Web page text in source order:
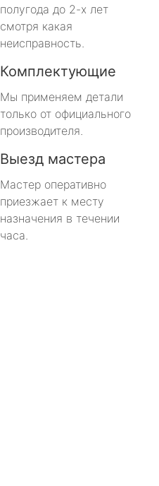
полугода до 2-х лет
смотря какая
неисправность.
Комплектующие
Мы применяем детали
только от официального
производителя.
Выезд мастера
Мастер оперативно
приезжает к месту
назначения в течении
часа.